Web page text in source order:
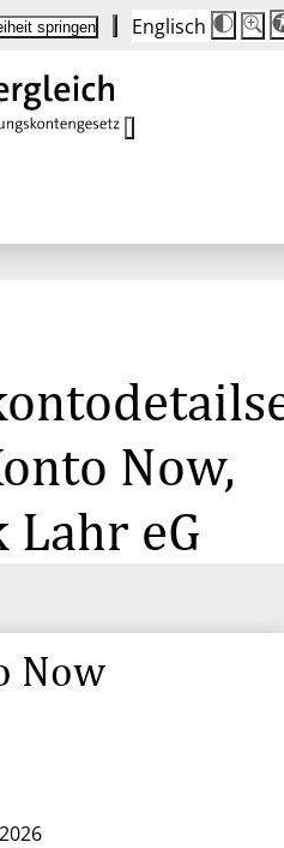
springen Englisch
Die
auf
100
100
Now,
Lahr eG
Now